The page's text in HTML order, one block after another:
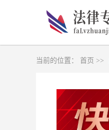
当前的位置： 首页 >>